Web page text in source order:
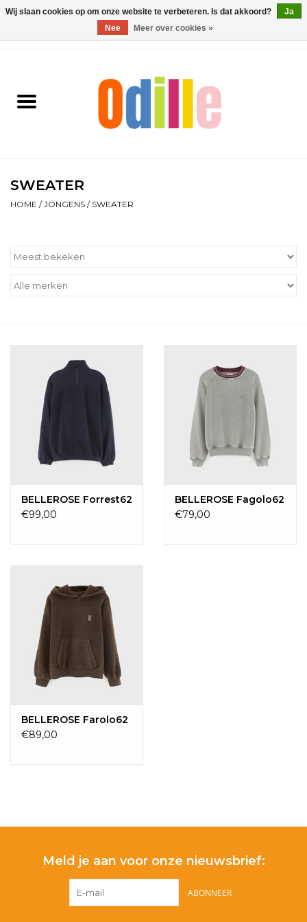
Jongens
Schoenen
Contact
SWEATER
HOME /JONGENS / SWEATER
BELLEROSE Forrest62
€99,00
BELLEROSE Fagolo62
€79,00
BELLEROSE Farolo62
€89,00
Meld je aan voor onze nieuwsbrief:
ABONNEER
Wij slaan cookies op om onze website te verbeteren. Is dat akkoord?
Ja
Nee
Meer over cookies »